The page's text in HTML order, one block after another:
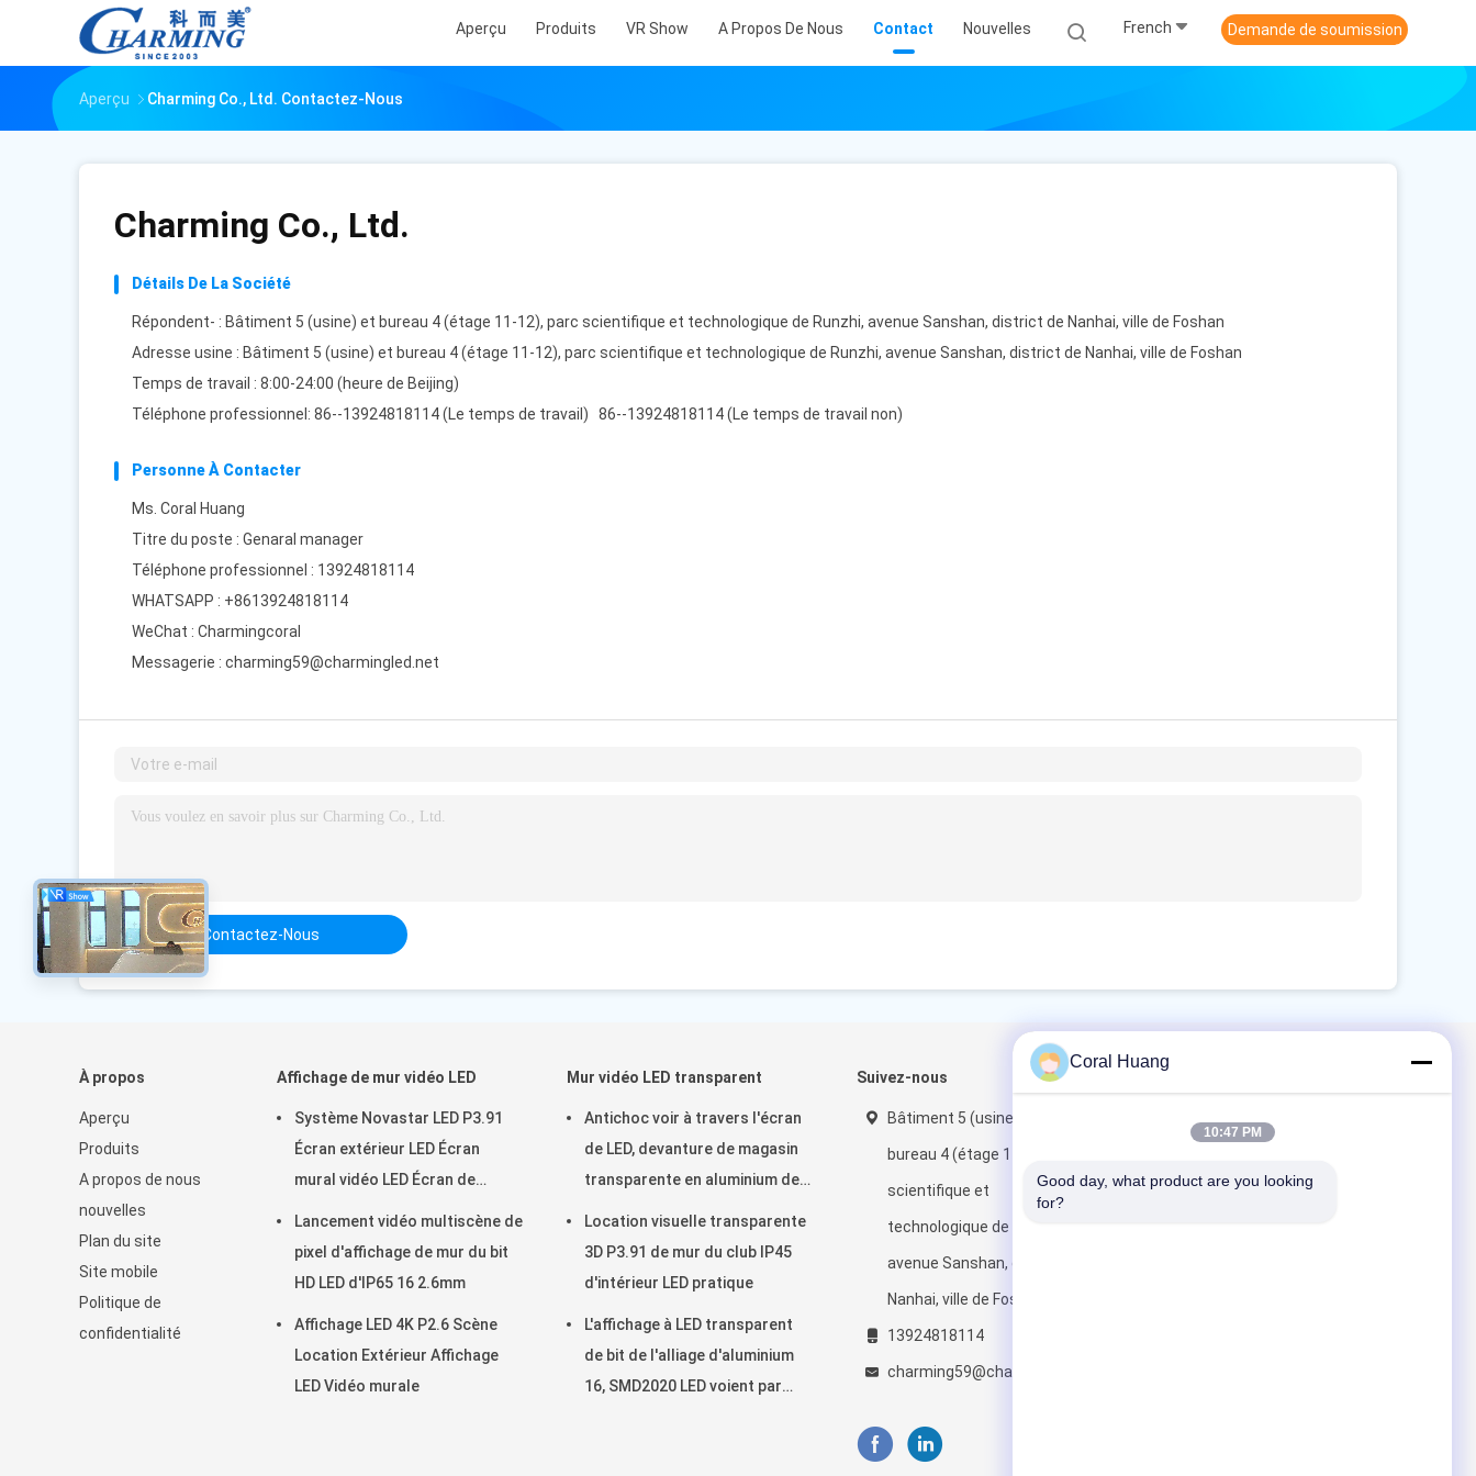
Aperçu Produits VR Show A Propos De Nous Contact Nouvelles French Demande de soumission
Aperçu Charming Co., Ltd. Contactez-Nous
Charming Co., Ltd.
Détails De La Société
Répondent- : Bâtiment 5 (usine) et bureau 4 (étage 11-12), parc scientifique et technologique de Runzhi, avenue Sanshan, district de Nanhai, ville de Foshan
Adresse usine : Bâtiment 5 (usine) et bureau 4 (étage 11-12), parc scientifique et technologique de Runzhi, avenue Sanshan, district de Nanhai, ville de Foshan
Temps de travail : 8:00-24:00 (heure de Beijing)
Téléphone professionnel: 86--13924818114 (Le temps de travail) 86--13924818114 (Le temps de travail non)
Personne À Contacter
Ms. Coral Huang
Titre du poste : Genaral manager
Téléphone professionnel : 13924818114
WHATSAPP : +8613924818114
WeChat : Charmingcoral
Messagerie : charming59@charmingled.net
Contactez-Nous
À propos
Aperçu
Produits
A propos de nous
nouvelles
Plan du site
Site mobile
Politique de
confidentialité
Affichage de mur vidéo LED
Système Novastar LED P3.91
Écran extérieur LED Écran
mural vidéo LED Écran de
Lancement vidéo multiscène de
pixel d'affichage de mur du bit
HD LED d'IP65 16 2.6mm
Affichage LED 4K P2.6 Scène
Location Extérieur Affichage
LED Vidéo murale
Mur vidéo LED transparent
Antichoc voir à travers l'écran
de LED, devanture de magasin
transparente en aluminium de
Location visuelle transparente
3D P3.91 de mur du club IP45
d'intérieur LED pratique
L'affichage à LED transparent
de bit de l'alliage d'aluminium
16, SMD2020 LED voient par
Suivez-nous
Bâtiment 5 (usine) et
bureau 4 (étage 11-12), parc
scientifique et
technologique de Runzhi,
avenue Sanshan, district de
Nanhai, ville de Foshan
13924818114
charming59@charmingled.net
Coral Huang
10:47 PM
Good day, what product are you looking
for?